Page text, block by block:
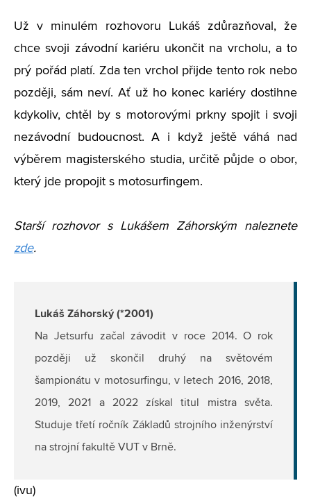
Už v minulém rozhovoru Lukáš zdůrazňoval, že
chce svoji závodní kariéru ukončit na vrcholu, a to
prý pořád platí. Zda ten vrchol přijde tento rok nebo
později, sám neví. Ať už ho konec kariéry dostihne
kdykoliv, chtěl by s motorovými prkny spojit i svoji
nezávodní budoucnost. A i když ještě váhá nad
výběrem magisterského studia, určitě půjde o obor,
který jde propojit s motosurfingem.
Starší rozhovor s Lukášem Záhorským naleznete
zde.
Lukáš Záhorský (*2001)
Na Jetsurfu začal závodit v roce 2014. O rok
později už skončil druhý na světovém
šampionátu v motosurfingu, v letech 2016, 2018,
2019, 2021 a 2022 získal titul mistra světa.
Studuje třetí ročník Základů strojního inženýrství
na strojní fakultě VUT v Brně.
(ivu)